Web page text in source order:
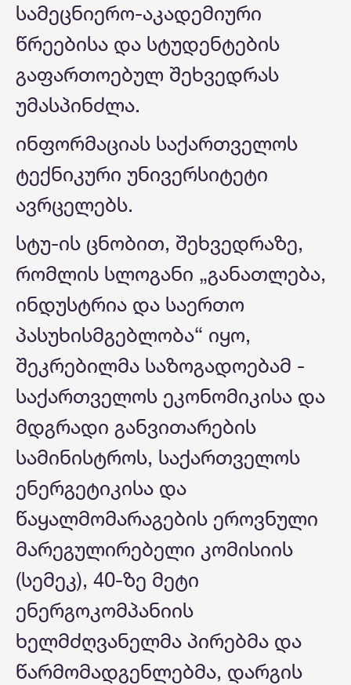
სამეცნიერო-აკადემიური
წრეებისა და სტუდენტების
გაფართოებულ შეხვედრას
უმასპინძლა.
ინფორმაციას საქართველოს
ტექნიკური უნივერსიტეტი
ავრცელებს.
სტუ-ის ცნობით, შეხვედრაზე,
რომლის სლოგანი „განათლება,
ინდუსტრია და საერთო
პასუხისმგებლობა“ იყო,
შეკრებილმა საზოგადოებამ -
საქართველოს ეკონომიკისა და
მდგრადი განვითარების
სამინისტროს, საქართველოს
ენერგეტიკისა და
წაყალმომარაგების ეროვნული
მარეგულირებელი კომისიის
(სემეკ), 40-ზე მეტი
ენერგოკომპანიის
ხელმძღვანელმა პირებმა და
წარმომადგენლებმა, დარგის